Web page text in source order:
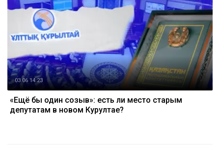
03.06 14:23
«Ещё бы один созыв»: есть ли место старым
депутатам в новом Курултае?